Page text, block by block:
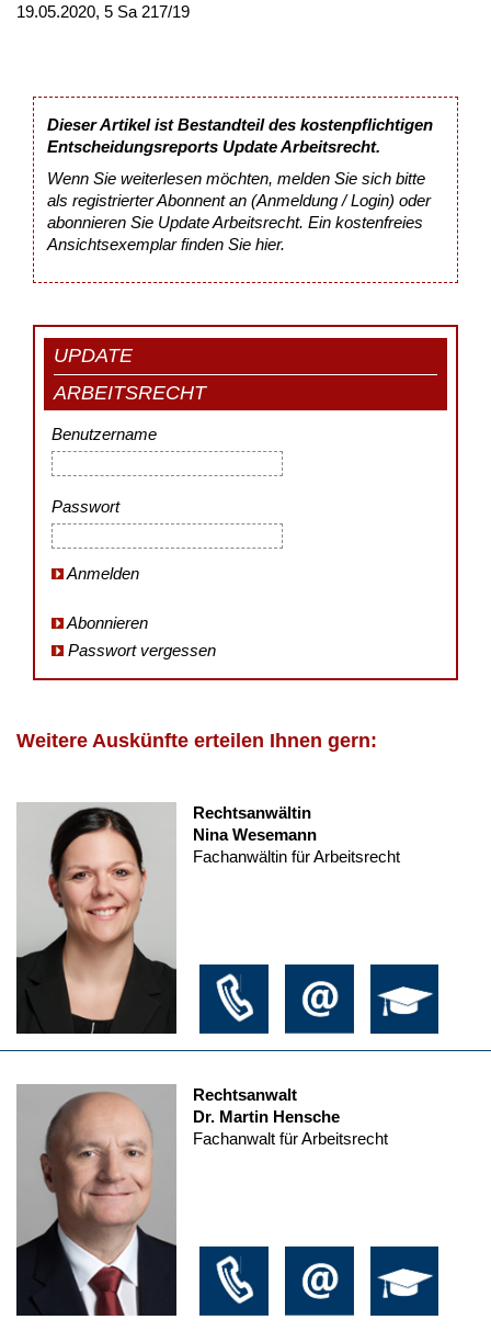
19.05.2020, 5 Sa 217/19
Dieser Artikel ist Bestandteil des kostenpflichtigen
Entscheidungsreports Update Arbeitsrecht.
Wenn Sie weiterlesen möchten, melden Sie sich bitte
als registrierter Abonnent an (Anmeldung / Login) oder
abonnieren Sie Update Arbeitsrecht. Ein kostenfreies
Ansichtsexemplar finden Sie hier.
UPDATE
ARBEITSRECHT
Benutzername
Passwort
Anmelden
Abonnieren
Passwort vergessen
Weitere Auskünfte erteilen Ihnen gern:
Rechtsanwältin
Nina Wesemann
Fachanwältin für Arbeitsrecht
Rechtsanwalt
Dr. Martin Hensche
Fachanwalt für Arbeitsrecht